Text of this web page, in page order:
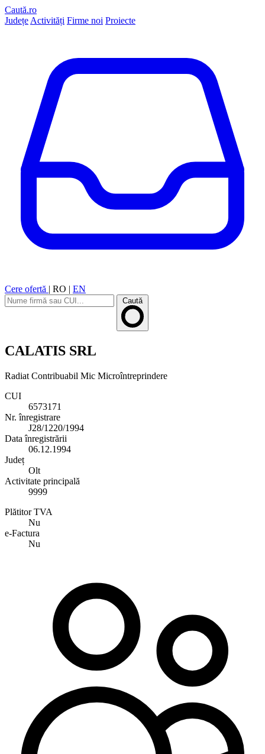
Caută.ro
Județe Activități Firme noi Proiecte
Cere ofertă | RO | EN
Caută
CALATIS SRL
Radiat Contribuabil Mic Microîntreprindere
CUI
6573171
Nr. înregistrare
J28/1220/1994
Data înregistrării
06.12.1994
Județ
Olt
Activitate principală
9999
Plătitor TVA
Nu
e-Factura
Nu